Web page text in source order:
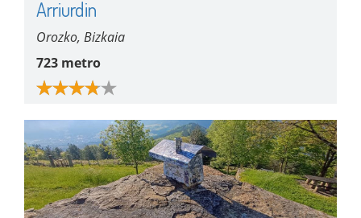
Arriurdin
Orozko, Bizkaia
723 metro